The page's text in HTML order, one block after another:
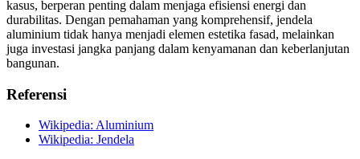
kasus, berperan penting dalam menjaga efisiensi energi dan
durabilitas. Dengan pemahaman yang komprehensif, jendela
aluminium tidak hanya menjadi elemen estetika fasad, melainkan
juga investasi jangka panjang dalam kenyamanan dan keberlanjutan
bangunan.
Referensi
Wikipedia: Aluminium
Wikipedia: Jendela